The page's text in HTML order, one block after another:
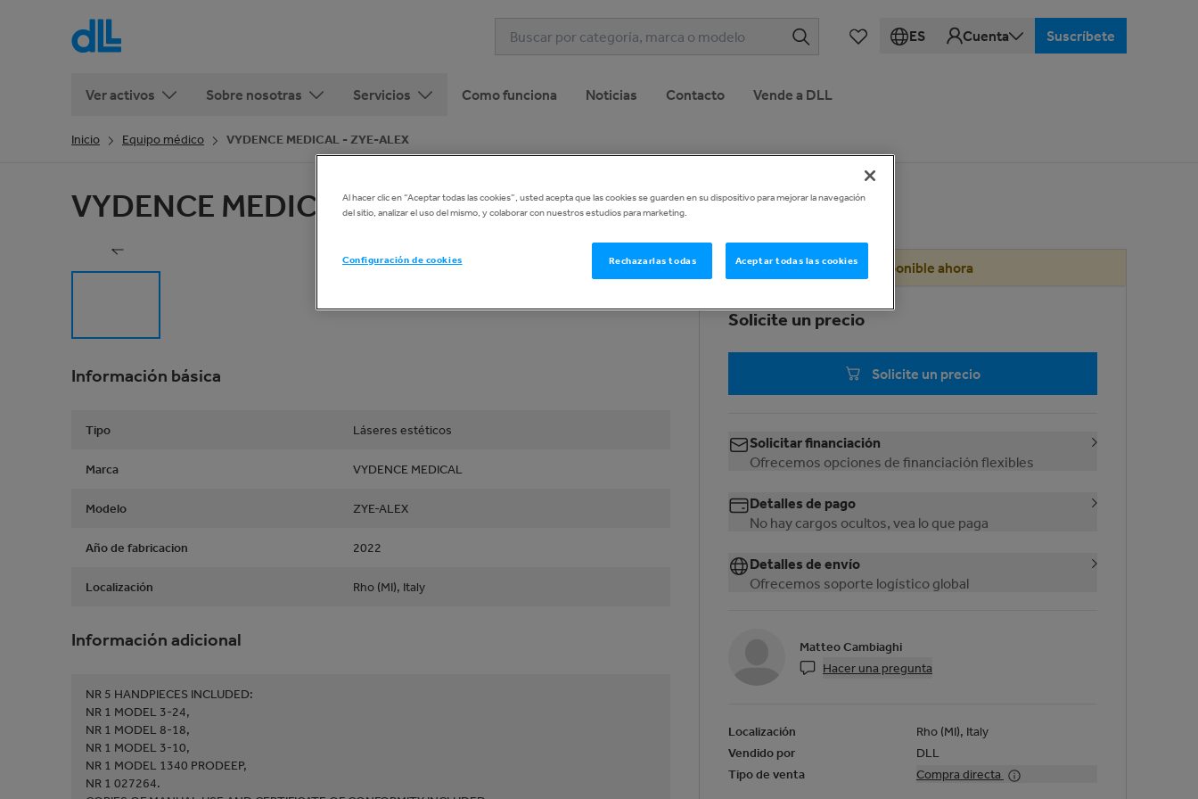
ES Cuenta Suscríbete
Ver activos Sobre nosotras Servicios Como funciona Noticias Contacto Vende a DLL
Inicio Equipo médico VYDENCE MEDICAL - ZYE-ALEX
VYDENCE MEDICAL - ZYE-ALEX 1de40
Información básica
Tipo Láseres estéticos
Marca VYDENCE MEDICAL
Modelo ZYE-ALEX
Año de fabricacion 2022
Localización Rho (MI), Italy
Información adicional
NR 5 HANDPIECES INCLUDED:
NR 1 MODEL 3-24,
NR 1 MODEL 8-18,
NR 1 MODEL 3-10,
NR 1 MODEL 1340 PRODEEP,
NR 1 027264.
Disponible ahora
Solicite un precio
Solicite un precio
Solicitar financiación
Ofrecemos opciones de financiación flexibles
Detalles de pago
No hay cargos ocultos, vea lo que paga
Detalles de envío
Ofrecemos soporte logístico global
Matteo Cambiaghi
Hacer una pregunta
Localización
Rho (MI), Italy
Vendido por
DLL
Tipo de venta
Compra directa
Al hacer clic en “Aceptar todas las cookies”, usted acepta que las cookies se guarden en su dispositivo para mejorar la navegación
del sitio, analizar el uso del mismo, y colaborar con nuestros estudios para marketing.
Rechazarlas todas Aceptar todas las cookies
Configuración de cookies